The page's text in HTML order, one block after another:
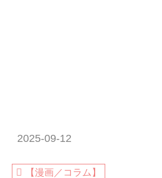
2025-09-12
【漫画／コラム】